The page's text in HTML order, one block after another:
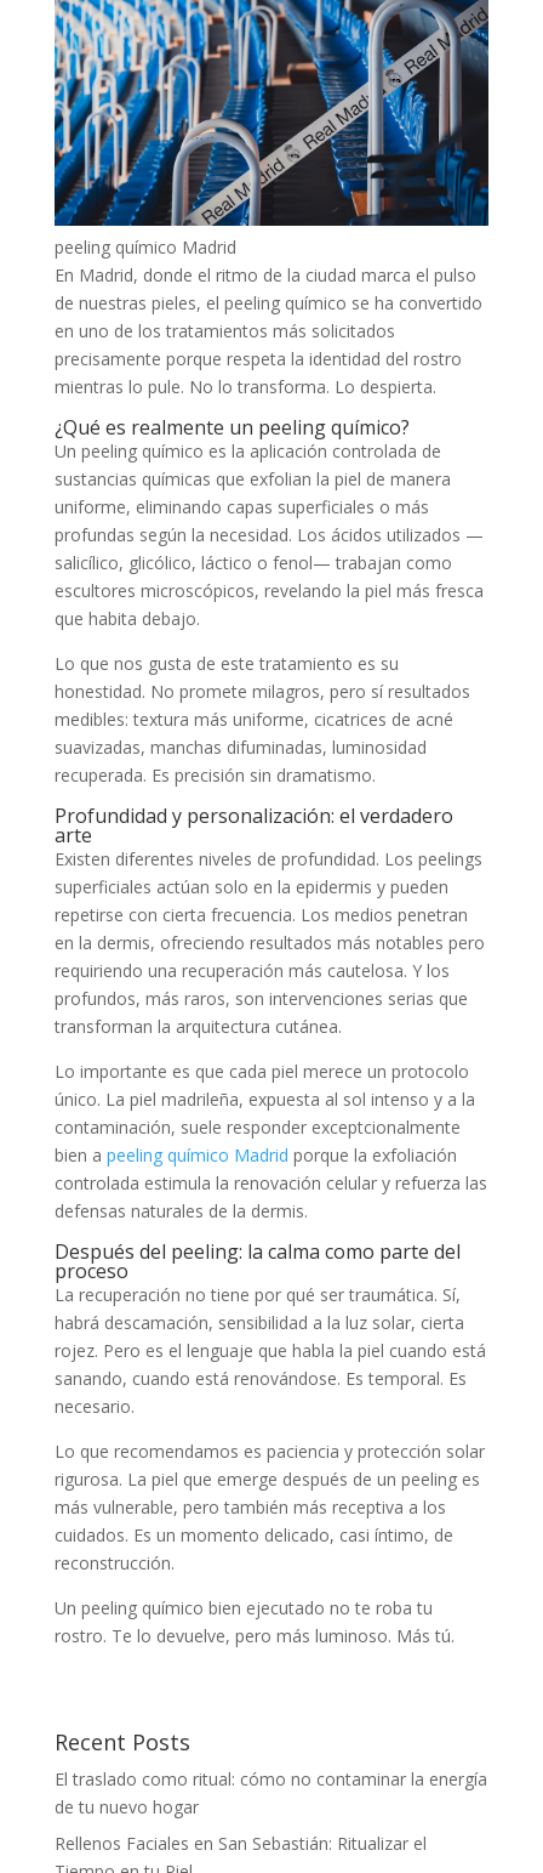
peeling químico Madrid
En Madrid, donde el ritmo de la ciudad marca el pulso
de nuestras pieles, el peeling químico se ha convertido
en uno de los tratamientos más solicitados
precisamente porque respeta la identidad del rostro
mientras lo pule. No lo transforma. Lo despierta.
¿Qué es realmente un peeling químico?
Un peeling químico es la aplicación controlada de
sustancias químicas que exfolian la piel de manera
uniforme, eliminando capas superficiales o más
profundas según la necesidad. Los ácidos utilizados —
salicílico, glicólico, láctico o fenol— trabajan como
escultores microscópicos, revelando la piel más fresca
que habita debajo.
Lo que nos gusta de este tratamiento es su
honestidad. No promete milagros, pero sí resultados
medibles: textura más uniforme, cicatrices de acné
suavizadas, manchas difuminadas, luminosidad
recuperada. Es precisión sin dramatismo.
Profundidad y personalización: el verdadero
arte
Existen diferentes niveles de profundidad. Los peelings
superficiales actúan solo en la epidermis y pueden
repetirse con cierta frecuencia. Los medios penetran
en la dermis, ofreciendo resultados más notables pero
requiriendo una recuperación más cautelosa. Y los
profundos, más raros, son intervenciones serias que
transforman la arquitectura cutánea.
Lo importante es que cada piel merece un protocolo
único. La piel madrileña, expuesta al sol intenso y a la
contaminación, suele responder exceptcionalmente
bien a peeling químico Madrid porque la exfoliación
controlada estimula la renovación celular y refuerza las
defensas naturales de la dermis.
Después del peeling: la calma como parte del
proceso
La recuperación no tiene por qué ser traumática. Sí,
habrá descamación, sensibilidad a la luz solar, cierta
rojez. Pero es el lenguaje que habla la piel cuando está
sanando, cuando está renovándose. Es temporal. Es
necesario.
Lo que recomendamos es paciencia y protección solar
rigurosa. La piel que emerge después de un peeling es
más vulnerable, pero también más receptiva a los
cuidados. Es un momento delicado, casi íntimo, de
reconstrucción.
Un peeling químico bien ejecutado no te roba tu
rostro. Te lo devuelve, pero más luminoso. Más tú.
Recent Posts
El traslado como ritual: cómo no contaminar la energía
de tu nuevo hogar
Rellenos Faciales en San Sebastián: Ritualizar el